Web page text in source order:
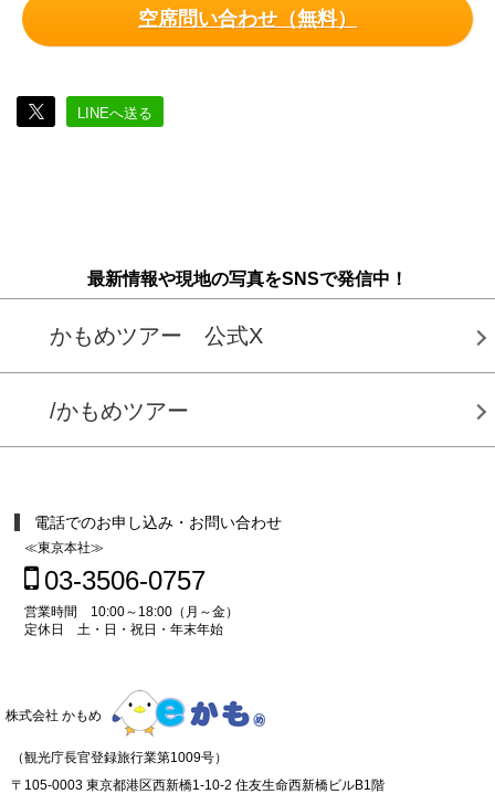
空席問い合わせ（無料）
LINEへ送る
最新情報や現地の写真をSNSで発信中！
かもめツアー 公式X
/かもめツアー
電話でのお申し込み・お問い合わせ
≪東京本社≫
03-3506-0757
営業時間 10:00～18:00（月～金）
定休日 土・日・祝日・年末年始
株式会社 かもめ
（観光庁長官登録旅行業第1009号）
〒105-0003 東京都港区西新橋1-10-2 住友生命西新橋ビルB1階